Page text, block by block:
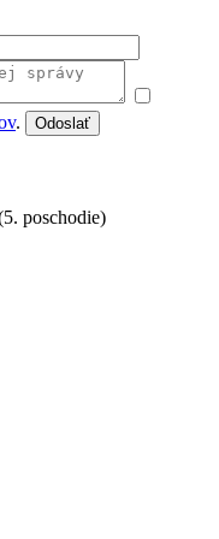
. Odoslať
poschodie)